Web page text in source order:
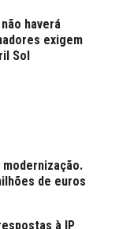
haverá
exigem
Sol
modernização.
de euros
à IP